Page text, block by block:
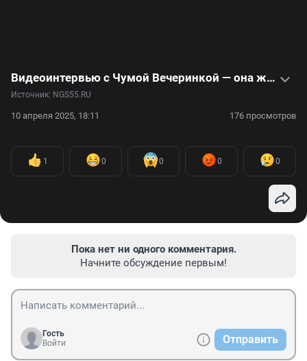
Видеоинтервью с Чумой Вечеринкой — она же блогер Вика Чуманова — о моде, детстве на Севере и диалектах
Источник: NGS55.RU
10 апреля 2025, 18:11 176 просмотров
1 0 0 0 0
Пока нет ни одного комментария.
Начните обсуждение первым!
Гость
Войти
Отправить